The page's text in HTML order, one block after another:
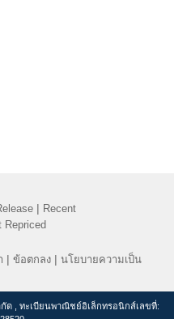
| Recent
Repriced
| ข้อตกลง | นโยบายความเป็น
ด , ทะเบียนพาณิชย์อิเล็กทรอนิกส์เลขที่: